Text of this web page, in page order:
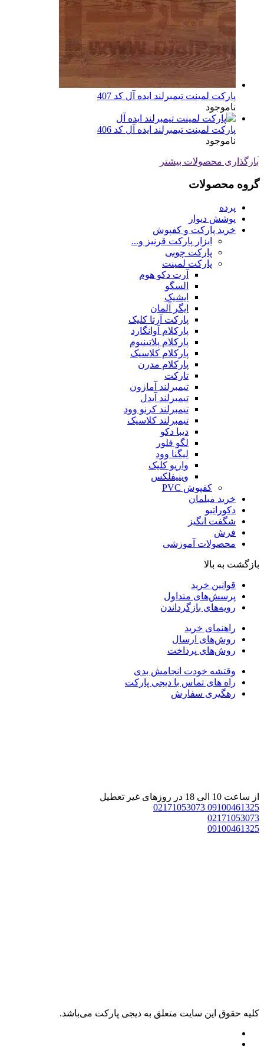
پارکت لمینت تیمبرلند ایده آل کد 407
ناموجود
پارکت لمینت تیمبرلند ایده آل کد 406
ناموجود
بارگذاری محصولات بیشتر
گروه محصولات
پرده
پوشش دیوار
خرید پارکت و کفپوش
ابزار پارکت قرنیز و...
پارکت چوبی
پارکت لمینت
آرت دکو هوم
السگو
ایشیک
ایگر آلمان
پارکت آرتا کلیک
پارکلام آوانگارد
پارکلام پلاتینیوم
پارکلام کلاسیک
پارکلام مدرن
تارکت
تیمبرلند آمازون
تیمبرلند آیدل
تیمبرلند کرنو وود
تیمبرلند کلاسیک
دیبا دکو
لگو فلور
لیگنا وود
واریو کلیک
وینیفلکس
کفپوش PVC
خرید مبلمان
دکوراتیو
شگفت انگیز
فرش
محصولات آموزشی
بازگشت به بالا
قوانین خرید
پرسش‌های متداول
رویه‌های بازگرداندن
راهنمای خرید
روش‌های ارسال
روش‌های پرداخت
وقتشه خودت انجامش بدی
راه های تماس با دیجی پارکت
رهگیری سفارش
از ساعت 10 الی 18 در روزهای غیر تعطیل
09100461325
02171053073
02171053073
09100461325
کليه حقوق اين سايت متعلق به دیجی پارکت می‌باشد.